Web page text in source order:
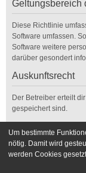
Geltungsbereich
Diese Richtlinie
Software umfassen.
Software weitere
darüber gesondert
Auskunftsrecht
Der Betreiber erteilt
gespeichert sind.
Kontaktiere hierzu
Um bestimmte
nötig. Damit wird
werden Cookies